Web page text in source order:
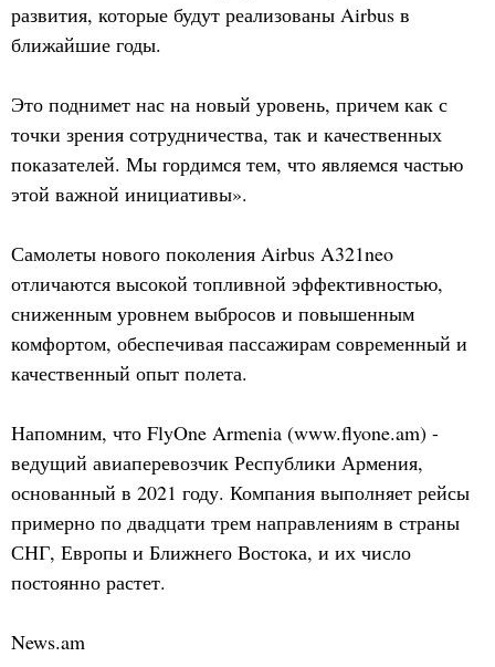
развития, которые будут реализованы Airbus в
ближайшие годы.
Это поднимет нас на новый уровень, причем как с
точки зрения сотрудничества, так и качественных
показателей. Мы гордимся тем, что являемся частью
этой важной инициативы».
Самолеты нового поколения Airbus A321neo
отличаются высокой топливной эффективностью,
сниженным уровнем выбросов и повышенным
комфортом, обеспечивая пассажирам современный и
качественный опыт полета.
Напомним, что FlyOne Armenia (www.flyone.am) -
ведущий авиаперевозчик Республики Армения,
основанный в 2021 году. Компания выполняет рейсы
примерно по двадцати трем направлениям в страны
СНГ, Европы и Ближнего Востока, и их число
постоянно растет.
News.am